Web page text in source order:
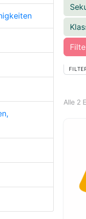
Alle 2